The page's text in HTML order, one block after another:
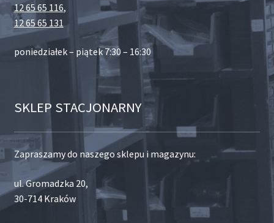
12 65 65 116,
12 65 65 131
poniedziałek – piątek 7:30 – 16:30
SKLEP STACJONARNY
Zapraszamy do naszego sklepu i magazynu:
ul. Gromadzka 20,
30-714 Kraków